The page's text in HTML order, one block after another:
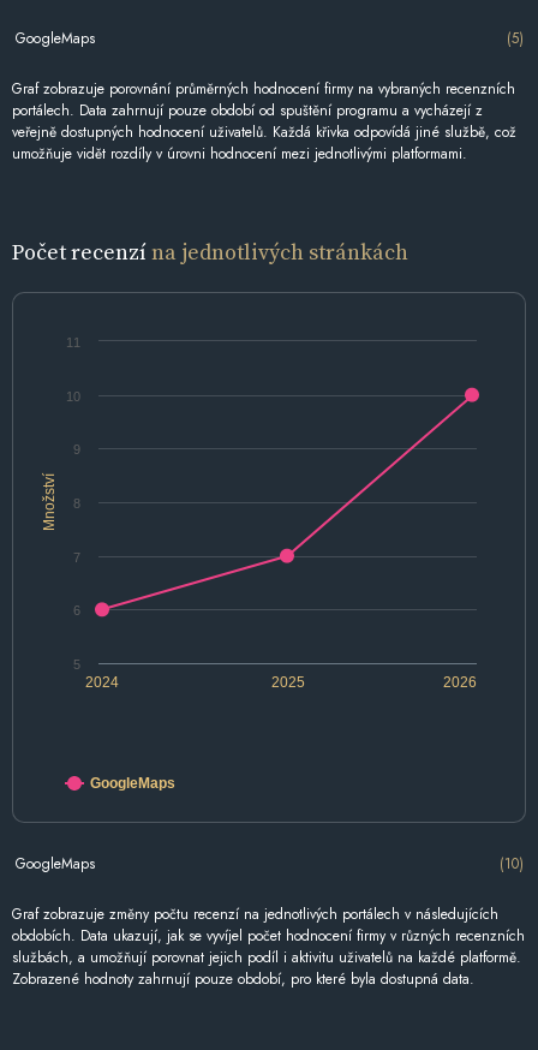
GoogleMaps (5)
Graf zobrazuje porovnání průměrných hodnocení firmy na vybraných recenzních
portálech. Data zahrnují pouze období od spuštění programu a vycházejí z
veřejně dostupných hodnocení uživatelů. Každá křivka odpovídá jiné službě, což
umožňuje vidět rozdíly v úrovni hodnocení mezi jednotlivými platformami.
Počet recenzína jednotlivých stránkách
Množství
2024 2025 2026
5
6
7
8
9
10
11
GoogleMaps
GoogleMaps (10)
Graf zobrazuje změny počtu recenzí na jednotlivých portálech v následujících
obdobích. Data ukazují, jak se vyvíjel počet hodnocení firmy v různých recenzních
službách, a umožňují porovnat jejich podíl i aktivitu uživatelů na každé platformě.
Zobrazené hodnoty zahrnují pouze období, pro které byla dostupná data.